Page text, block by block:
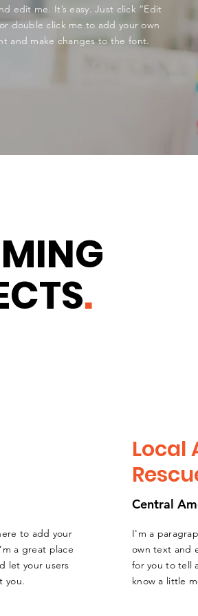
edit me. It’s easy. Just click “Edit
double click me to add your own
and make changes to the font.
.
to add your
a great place
let your users
you.
Local
Central
I'm a
own text and
for you to tell
know a little